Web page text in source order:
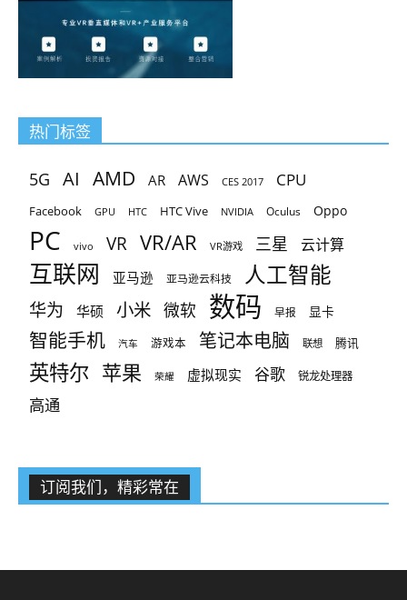
热门标签
5G AI AMD AR AWS CES 2017 CPU
Facebook GPU HTC HTC Vive NVIDIA Oculus Oppo
PC vivo VR VR/AR VR游戏 三星 云计算
互联网 亚马逊 亚马逊云科技 人工智能
华为 华硕 小米 微软 数码 早报 显卡
智能手机 汽车 游戏本 笔记本电脑 联想 腾讯
英特尔 苹果 荣耀 虚拟现实 谷歌 锐龙处理器
高通
订阅我们，精彩常在